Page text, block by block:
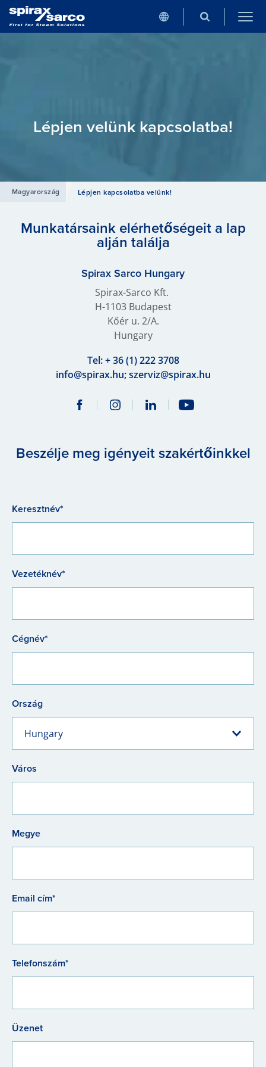
Lépjen velünk kapcsolatba!
Magyarország Lépjen kapcsolatba velünk!
Munkatársaink elérhetőségeit a lap
alján találja
Spirax Sarco Hungary
Spirax-Sarco Kft.
H-1103 Budapest
Kőér u. 2/A.
Hungary
Tel:+ 36 (1) 222 3708
info@spirax.hu; szerviz@spirax.hu
Beszélje meg igényeit szakértőinkkel
Keresztnév*
Vezetéknév*
Cégnév*
Ország
Hungary
Város
Megye
Email cím*
Telefonszám*
Üzenet